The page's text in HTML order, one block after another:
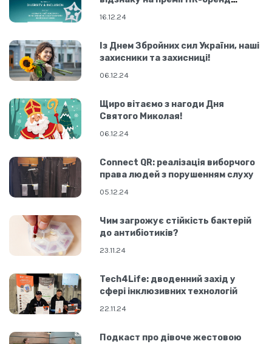
16.12.24
Із Днем Збройних сил України, наші
захисники та захисниці!
06.12.24
Щиро вітаємо з нагоди Дня
Святого Миколая!
06.12.24
Connect QR: реалізація виборчого
права людей з порушенням слуху
05.12.24
Чим загрожує стійкість бактерій
до антибіотиків?
23.11.24
Tech4Life: дводенний захід у
сфері інклюзивних технологій
22.11.24
Подкаст про дівоче жестовою